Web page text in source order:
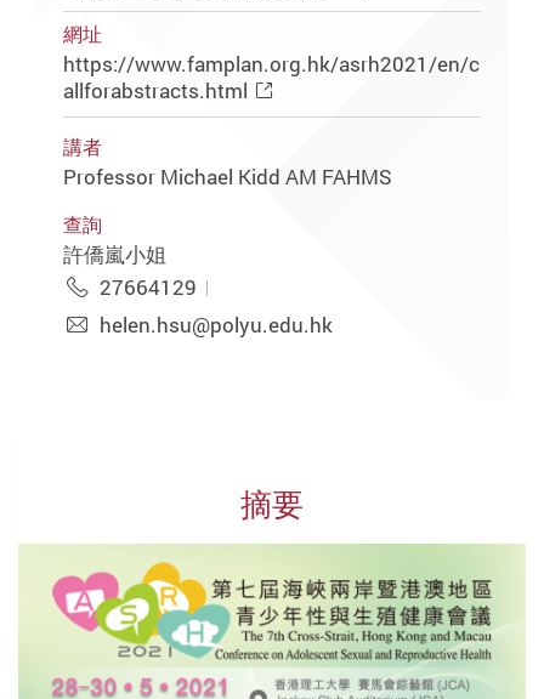
網址
https://www.famplan.org.hk/asrh2021/en/c
allforabstracts.html
講者
Professor Michael Kidd AM FAHMS
查詢
許僑嵐小姐
27664129
helen.hsu@polyu.edu.hk
摘要